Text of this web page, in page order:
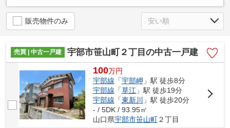
販売物件のみ
売買 | 中古一戸建 宇部市笹山町２丁目の中古一戸建
100万円
宇部線 「宇部岬 」駅 徒歩8分
宇部線 「草江」駅 徒歩19分
宇部線 「東新川
」駅 徒歩20分
- / 5DK / 93.95㎡
山口県宇部市笹山町２丁目